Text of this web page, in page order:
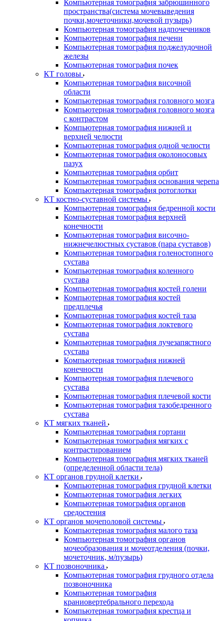
Компьютерная томография забрюшинного
пространства(система мочевыведения
почки,мочеточники,мочевой пузырь)
Компьютерная томография надпочечников
Компьютерная томография печени
Компьютерная томография поджелудочной
железы
Компьютерная томография почек
КТ головы
Компьютерная томография височной
области
Компьютерная томография головного мозга
Компьютерная томография головного мозга
с контрастом
Компьютерная томография нижней и
верхней челюсти
Компьютерная томография одной челюсти
Компьютерная томография околоносовых
пазух
Компьютерная томография орбит
Компьютерная томография основания черепа
Компьютерная томография ротоглотки
КТ костно-суставной системы
Компьютерная томография бедренной кости
Компьютерная томография верхней
конечности
Компьютерная томография височно-
нижнечелюстных суставов (пара суставов)
Компьютерная томография голеностопного
сустава
Компьютерная томография коленного
сустава
Компьютерная томография костей голени
Компьютерная томография костей
предплечья
Компьютерная томография костей таза
Компьютерная томография локтевого
сустава
Компьютерная томография лучезапястного
сустава
Компьютерная томография нижней
конечности
Компьютерная томография плечевого
сустава
Компьютерная томография плечевой кости
Компьютерная томография тазобедренного
сустава
КТ мягких тканей
Компьютерная томография гортани
Компьютерная томография мягких с
контрастированием
Компьютерная томография мягких тканей
(определенной области тела)
КТ органов грудной клетки
Компьютерная томография грудной клетки
Компьютерная томография легких
Компьютерная томография органов
средостения
КТ органов мочеполовой системы
Компьютерная томография малого таза
Компьютерная томография органов
мочеобразования и мочеотделения (почки,
мочеточник, м/пузырь)
КТ позвоночника
Компьютерная томография грудного отдела
позвоночника
Компьютерная томография
краниовертебрального перехода
Компьютерная томография крестца и